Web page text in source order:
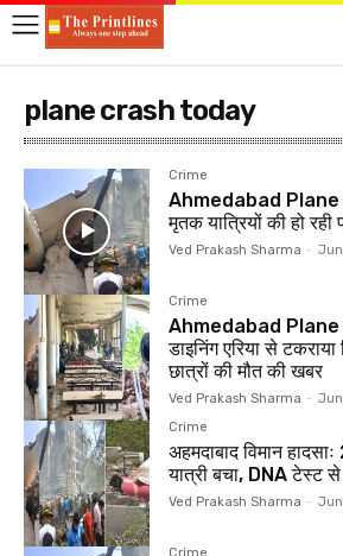
plane crash today
Crime
Ahmedabad Plane
मृतक यात्रियों की हो रही
Ved Prakash Sharma -
Crime
Ahmedabad Plane
डाइनिंग एरिया से
छात्रों की मौत की खबर
Ved Prakash Sharma -
Crime
अहमदाबाद विमान
यात्री बचा, DNA टेस्ट से
Ved Prakash Sharma -